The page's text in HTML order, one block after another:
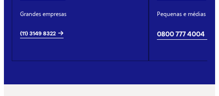
Grandes empresas
(11) 3149 8322
Pequenas e médias
0800 777 4004